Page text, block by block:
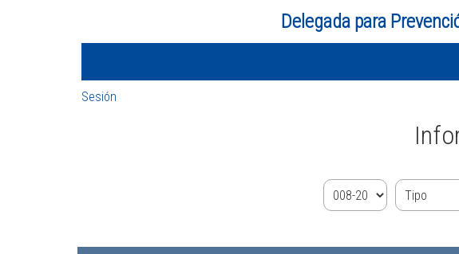
Delegada para
Sesión